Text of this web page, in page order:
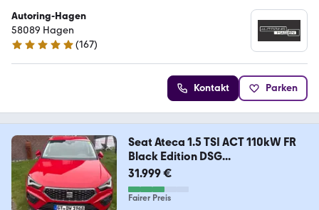
Autoring-Hagen
58089 Hagen
4.9 Sterne
(167)
Kontakt Parken
Seat Ateca 1.5 TSI ACT 110kW FR
Black Edition DSG...
31.999 €
Fairer Preis